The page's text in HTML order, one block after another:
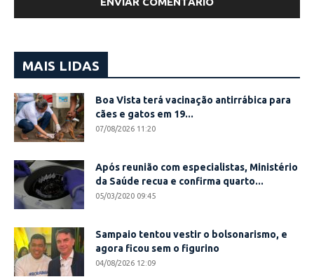
MAIS LIDAS
Boa Vista terá vacinação antirrábica para
cães e gatos em 19...
07/08/2026 11:20
Após reunião com especialistas, Ministério
da Saúde recua e confirma quarto...
05/03/2020 09:45
Sampaio tentou vestir o bolsonarismo, e
agora ficou sem o figurino
04/08/2026 12:09